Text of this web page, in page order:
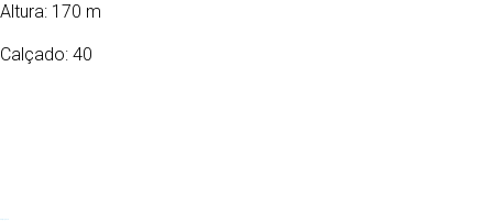
Altura: 170 m
Calçado: 40